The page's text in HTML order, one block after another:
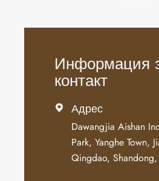
Информация
контакт
 Адрес
Dawangjia Aishan
Park, Yanghe Town,
Qingdao,